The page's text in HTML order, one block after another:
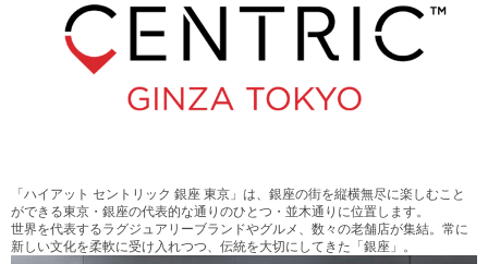
「ハイアット セントリック 銀座 東京」は、銀座の街を縦横無尽に楽しむこと
ができる東京・銀座の代表的な通りのひとつ・並木通りに位置します。
世界を代表するラグジュアリーブランドやグルメ、数々の老舗店が集結。常に
新しい文化を柔軟に受け入れつつ、伝統を大切にしてきた「銀座」。